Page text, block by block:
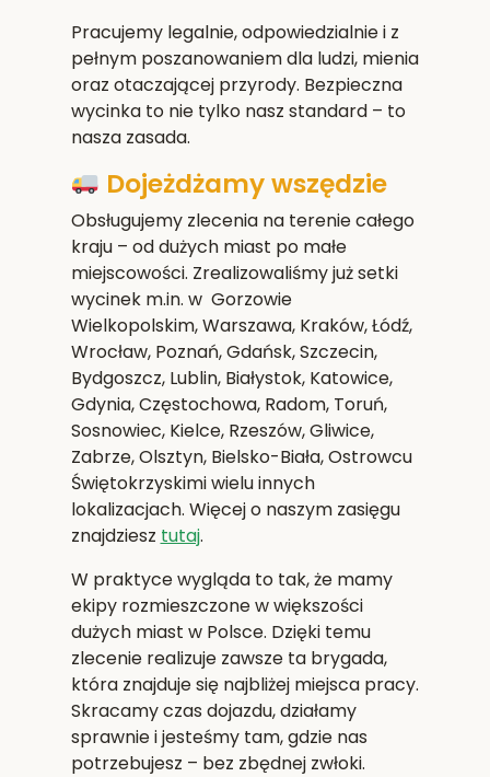
Pracujemy legalnie, odpowiedzialnie i z
pełnym poszanowaniem dla ludzi, mienia
oraz otaczającej przyrody. Bezpieczna
wycinka to nie tylko nasz standard – to
nasza zasada.
Dojeżdżamy wszędzie
Obsługujemy zlecenia na terenie całego
kraju – od dużych miast po małe
miejscowości. Zrealizowaliśmy już setki
wycinek m.in. w Gorzowie
Wielkopolskim,Warszawa, Kraków, Łódź,
Wrocław, Poznań, Gdańsk, Szczecin,
Bydgoszcz, Lublin, Białystok, Katowice,
Gdynia, Częstochowa, Radom, Toruń,
Sosnowiec, Kielce, Rzeszów, Gliwice,
Zabrze, Olsztyn, Bielsko-Biała, Ostrowcu
Świętokrzyskimi wielu innych
lokalizacjach. Więcej o naszym zasięgu
znajdziesz tutaj.
W praktyce wygląda to tak, że mamy
ekipy rozmieszczone w większości
dużych miast w Polsce. Dzięki temu
zlecenie realizuje zawsze ta brygada,
która znajduje się najbliżej miejsca pracy.
Skracamy czas dojazdu, działamy
sprawnie i jesteśmy tam, gdzie nas
potrzebujesz – bez zbędnej zwłoki.